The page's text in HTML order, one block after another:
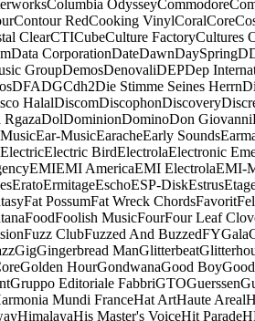
Columbia OdysseyCommodore
Contour RedCooking VinylCoralCore
ClearCTICubeCulture FactoryCultures
Data CorporationDateDawnDaySpring
GroupDemosDenovaliDEPDep
DFADGCdh2Die Stimme Seines Herrn
HalalDiscomDiscophonDiscovery
DolDominionDominoDon Giovanni
Ear-MusicEaracheEarly Sounds
ElectricElectric BirdElectrolaElectronic
EMIEMI AmericaEMI ElectrolaEMI-
EratoErmitageEschoESP-DiskEstrus
Fat PossumFat Wreck ChordsFavorit
FoodFoolish MusicFourFour Leaf
Fuzz ClubFuzzed And BuzzedFYGala
GigGingerbread ManGlitterbeat
Golden HourGondwanaGood Boy
Gruppo Editoriale FabbriGTOGuerssen
Mundi FranceHat ArtHaute Areal
HimalayaHis Master's VoiceHit Parade